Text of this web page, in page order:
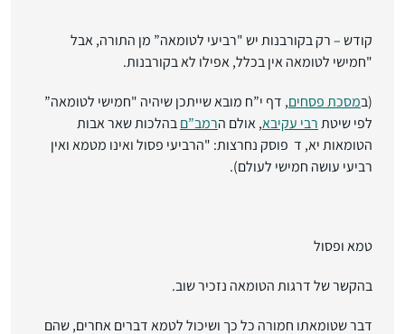
קודש–רק בקורבנות יש "רביעי לטומאה” מן התורה, אבל
"חמישי לטומאה אין בכלל, אפילו לא בקורבנות.
מסכת פסחים, דף י”ח מובא שייתכן שיהיה "חמישי לטומאה”
לפי שיטתרבי עקיבא, אולם הרמב”םבהלכות שאר אבות
הטומאות יא, ד פוסק נחרצות: "הרביעי פסול ואינו מטמא ואין
רביעי עושה חמישי לעולם).
טמא ופסול
בהקשר של דרגות הטומאה נזכיר שוב.
דבר שטומאתו חמורה כל כך ושיכול לטמא דברים אחרים, שהם